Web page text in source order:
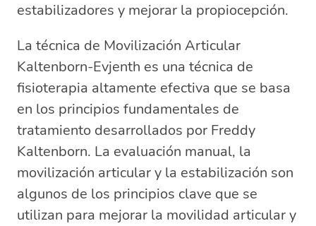
estabilizadores y mejorar la propiocepción.
La técnica de Movilización Articular
Kaltenborn-Evjenth es una técnica de
fisioterapia altamente efectiva que se basa
en los principios fundamentales de
tratamiento desarrollados por Freddy
Kaltenborn. La evaluación manual, la
movilización articular y la estabilización son
algunos de los principios clave que se
utilizan para mejorar la movilidad articular y